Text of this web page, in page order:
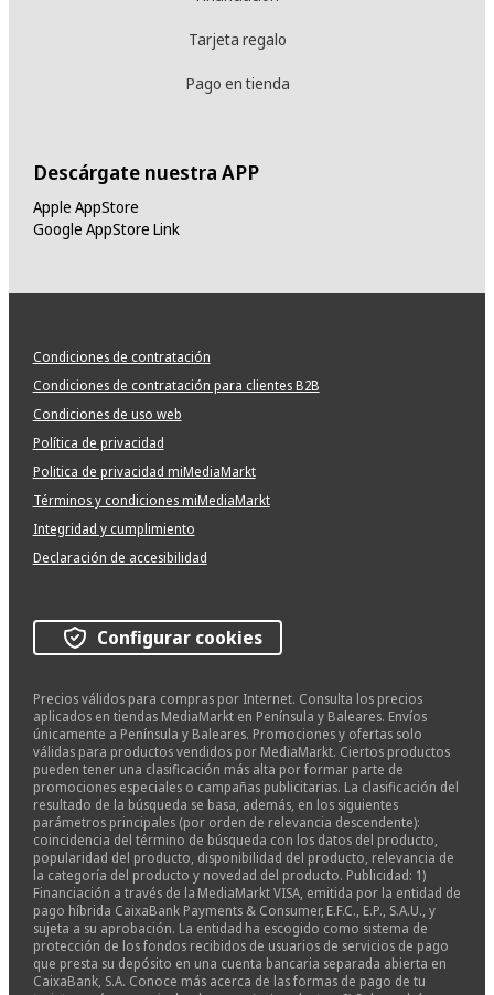
Tarjeta regalo
Pago en tienda
Descárgate nuestra APP
Apple AppStore
Google AppStore Link
Condiciones de contratación
Condiciones de contratación para clientes B2B
Condiciones de uso web
Política de privacidad
Politica de privacidad miMediaMarkt
Términos y condiciones miMediaMarkt
Integridad y cumplimiento
Declaración de accesibilidad
Configurar cookies
Precios válidos para compras por Internet. Consulta los precios
aplicados en tiendas MediaMarkt en Península y Baleares. Envíos
únicamente a Península y Baleares. Promociones y ofertas solo
válidas para productos vendidos por MediaMarkt. Ciertos productos
pueden tener una clasificación más alta por formar parte de
promociones especiales o campañas publicitarias. La clasificación del
resultado de la búsqueda se basa, además, en los siguientes
parámetros principales (por orden de relevancia descendente):
coincidencia del término de búsqueda con los datos del producto,
popularidad del producto, disponibilidad del producto, relevancia de
la categoría del producto y novedad del producto. Publicidad: 1)
Financiación a través de la MediaMarkt VISA, emitida por la entidad de
pago híbrida CaixaBank Payments & Consumer, E.F.C., E.P., S.A.U., y
sujeta a su aprobación. La entidad ha escogido como sistema de
protección de los fondos recibidos de usuarios de servicios de pago
que presta su depósito en una cuenta bancaria separada abierta en
CaixaBank, S.A. Conoce más acerca de las formas de pago de tu